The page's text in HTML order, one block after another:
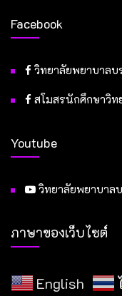
Facebook
วิทยาลัยพยาบาล
สโมสรนักศึกษาวิ
Youtube
วิทยาลัยพยาบาล
ภาษาของเว็บไซต์
English